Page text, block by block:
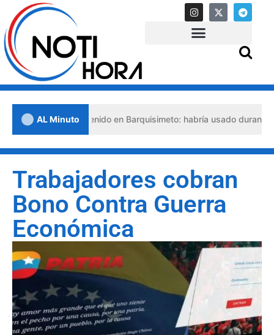
AL Minuto
detenido en Barquisimeto: habría usado durante 13 años
Trabajadores cobran
Bono Contra Guerra
Económica